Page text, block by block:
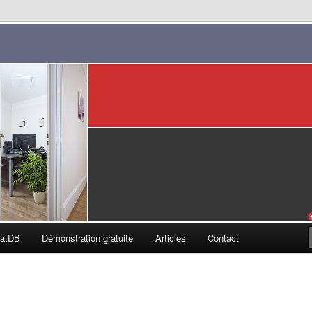
Démonstration gratuite Articles Contact